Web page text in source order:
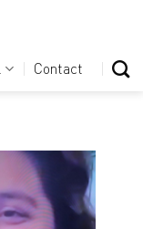
Contact